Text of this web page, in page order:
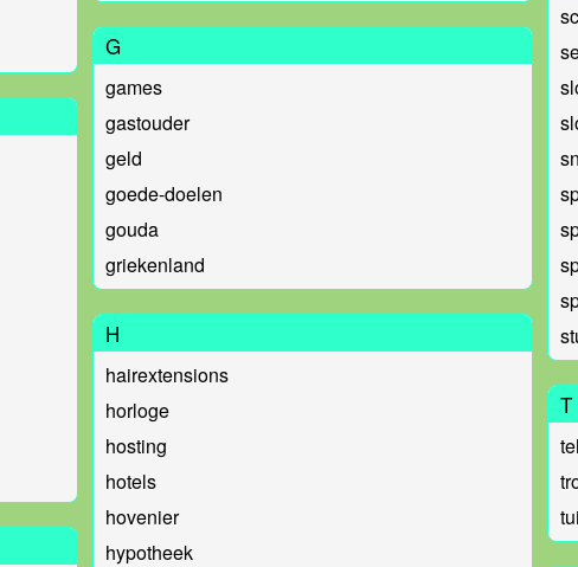
G
games
gastouder
geld
goede-doelen
gouda
griekenland
H
hairextensions
horloge
hosting
hotels
hovenier
hypotheek
T